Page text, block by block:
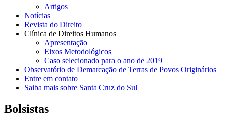
Artigos
Notícias
Revista do Direito
Clínica de Direitos Humanos
Apresentação
Eixos Metodológicos
Caso selecionado para o ano de 2019
Observatório de Demarcação de Terras de Povos Originários
Entre em contato
Saiba mais sobre Santa Cruz do Sul
Bolsistas